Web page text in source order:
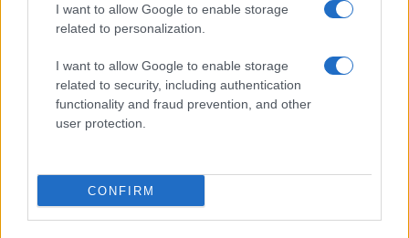
I want to allow Google to enable storage
related to personalization.
I want to allow Google to enable storage
related to security, including authentication
functionality and fraud prevention, and other
user protection.
CONFIRM
CHI SIAMO CONTATTI PUBBLICITÀ LAVORA CON NOI
OTTO CHANNEL
Iscritto al Registro degli Operatori di Comunicazione n. 37512
© Riproduzione Riservata – Ne è consentita esclusivamente una
riproduzione parziale con citazione della fonte corretta